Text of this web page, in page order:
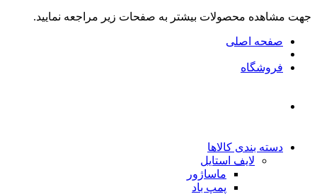
جهت مشاهده محصولات بیشتر به صفحات زیر مراجعه نمایید.
صفحه اصلی
فروشگاه
دسته بندی کالاها
لایف استایل
ماساژور
پمپ باد